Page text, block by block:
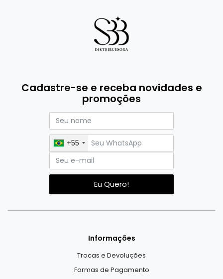
Cadastre-se e receba novidades e
promoções
+55
Eu Quero!
Informações
Trocas e Devoluções
Formas de Pagamento